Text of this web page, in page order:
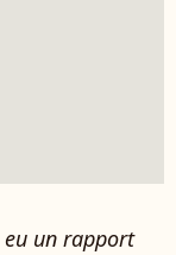
un rapport